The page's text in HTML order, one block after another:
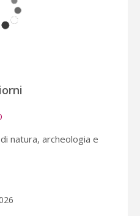
natura, archeologia e